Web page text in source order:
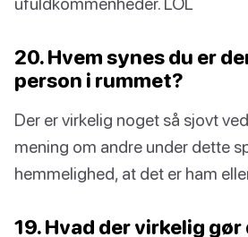
20. Hvem synes du er
person i rummet?
Der er virkelig noget så sjovt
mening om andre under dette
hemmelighed, at det er ham
19. Hvad der virkelig gør